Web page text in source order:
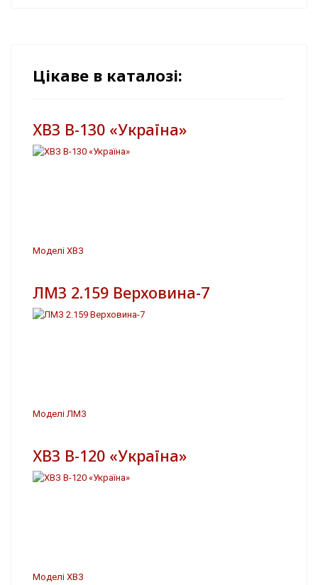
Цікаве в каталозі:
ХВЗ В-130 «Україна»
Моделі ХВЗ
ЛМЗ 2.159 Верховина-7
Моделі ЛМЗ
ХВЗ В-120 «Україна»
Моделі ХВЗ